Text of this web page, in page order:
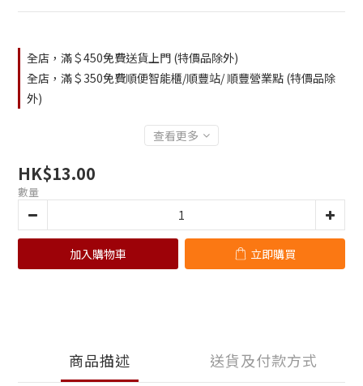
全店，滿＄450免費送貨上門 (特價品除外)
全店，滿＄350免費順便智能櫃/順豐站/ 順豐營業點 (特價品除
外)
查看更多
HK$13.00
數量
加入購物車 立即購買
商品描述 送貨及付款方式